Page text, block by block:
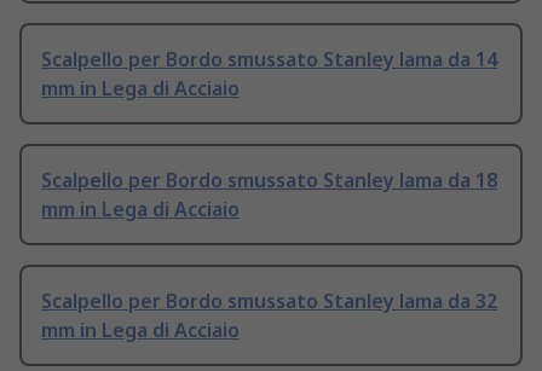
Scalpello per Bordo smussato Stanley lama da 14
mm in Lega di Acciaio
Scalpello per Bordo smussato Stanley lama da 18
mm in Lega di Acciaio
Scalpello per Bordo smussato Stanley lama da 32
mm in Lega di Acciaio